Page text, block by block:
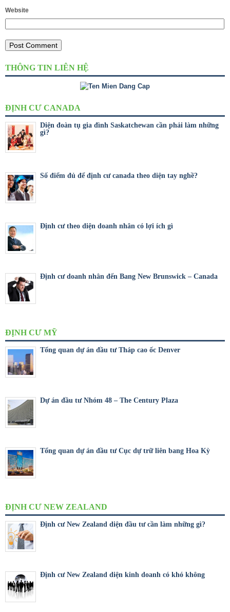
Website
THÔNG TIN LIÊN HỆ
ĐỊNH CƯ CANADA
Diện đoàn tụ gia đình Saskatchewan cần phải làm những
gì?
Số điểm đủ để định cư canada theo diện tay nghề?
Định cư theo diện doanh nhân có lợi ích gì
Định cư doanh nhân đến Bang New Brunswick – Canada
ĐỊNH CƯ MỸ
Tổng quan dự án đầu tư Tháp cao ốc Denver
Dự án đầu tư Nhóm 48 – The Century Plaza
Tổng quan dự án đầu tư Cục dự trữ liên bang Hoa Kỳ
ĐỊNH CƯ NEW ZEALAND
Định cư New Zealand diện đầu tư cần làm những gì?
Định cư New Zealand diện kinh doanh có khó không